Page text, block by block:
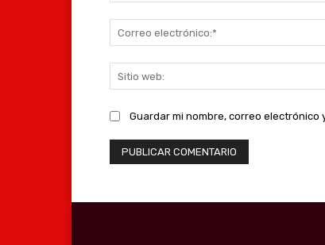
Guardar mi nombre, correo electrónico